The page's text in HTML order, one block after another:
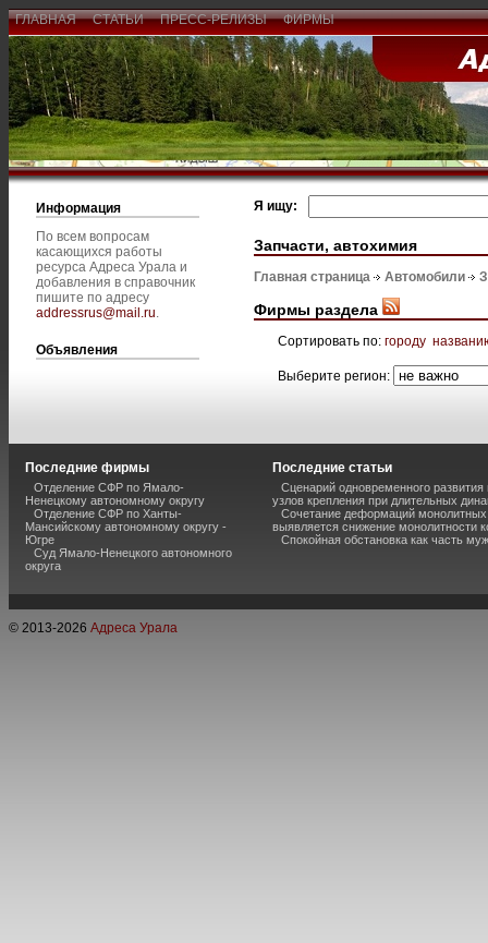
ГЛАВНАЯ СТАТЬИ ПРЕСС-РЕЛИЗЫ ФИРМЫ
Информация
По всем вопросам
касающихся работы
ресурса Адреса Урала и
добавления в справочник
пишите по адресу
addressrus@mail.ru.
Объявления
Я ищу:
Запчасти, автохимия
Главная страница Автомобили
Фирмы раздела
Сортировать по: городу
Выберите регион:
Последние фирмы
Отделение СФР по Ямало-
Ненецкому автономному округу
Отделение СФР по Ханты-
Мансийскому автономному округу -
Югре
Суд Ямало-Ненецкого автономного
округа
Последние статьи
Сценарий одновременного
узлов крепления при длительных
Сочетание деформаций монолитных
выявляется снижение монолитности
Спокойная обстановка как часть
© 2013-2026 Адреса Урала